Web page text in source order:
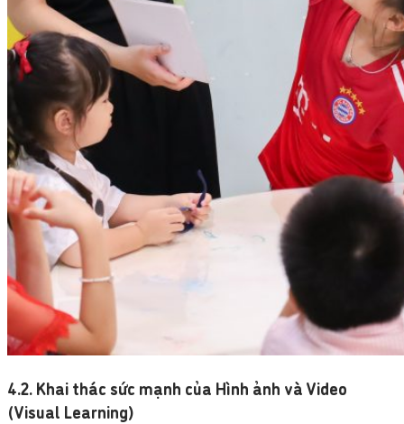
4.2. Khai thác sức mạnh của Hình ảnh và Video
(Visual Learning)